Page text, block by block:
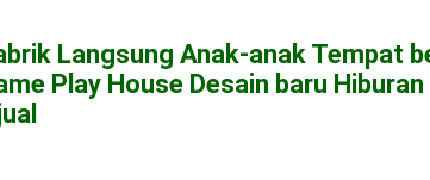
Langsung Anak-anak Tempat
Play House Desain baru